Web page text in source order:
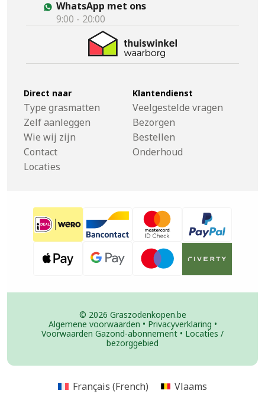
WhatsApp met ons
9:00 - 20:00
Direct naar
Type grasmatten
Zelf aanleggen
Wie wij zijn
Contact
Locaties
Klantendienst
Veelgestelde vragen
Bezorgen
Bestellen
Onderhoud
© 2026 Graszodenkopen.be
Algemene voorwaarden • Privacyverklaring •
Voorwaarden Gazond-abonnement • Locaties /
bezorggebied
Français (French) Vlaams